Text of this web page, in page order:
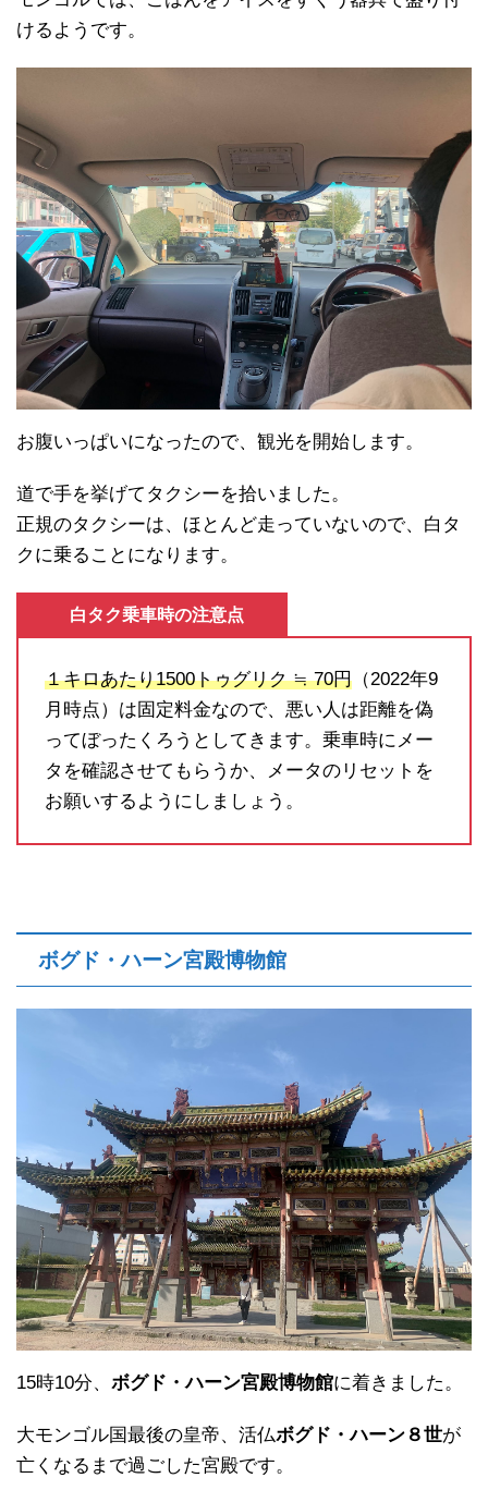
けるようです。
お腹いっぱいになったので、観光を開始します。
道で手を挙げてタクシーを拾いました。
正規のタクシーは、ほとんど走っていないので、白タ
クに乗ることになります。
白タク乗車時の注意点
１キロあたり1500トゥグリク ≒ 70円 （2022年9
月時点）は固定料金なので、悪い人は距離を偽
ってぼったくろうとしてきます。乗車時にメー
タを確認させてもらうか、メータのリセットを
お願いするようにしましょう。
ボグド・ハーン宮殿博物館
15時10分、 ボグド・ハーン宮殿博物館に着きました。
大モンゴル国最後の皇帝、活仏ボグド・ハーン８世が
亡くなるまで過ごした宮殿です。